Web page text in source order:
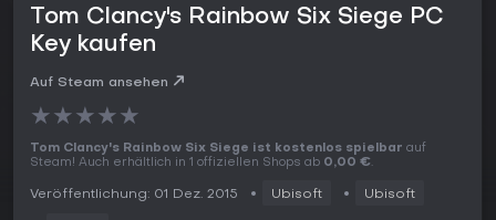
Tom Clancy's Rainbow Six Siege PC
Key kaufen
Auf Steam ansehen
★★★★★
Tom Clancy's Rainbow Six Siege ist kostenlos spielbar auf
Steam! Auch erhältlich in 1 offiziellen Shops ab 0,00 €.
Veröffentlichung: 01 Dez. 2015 Ubisoft Ubisoft